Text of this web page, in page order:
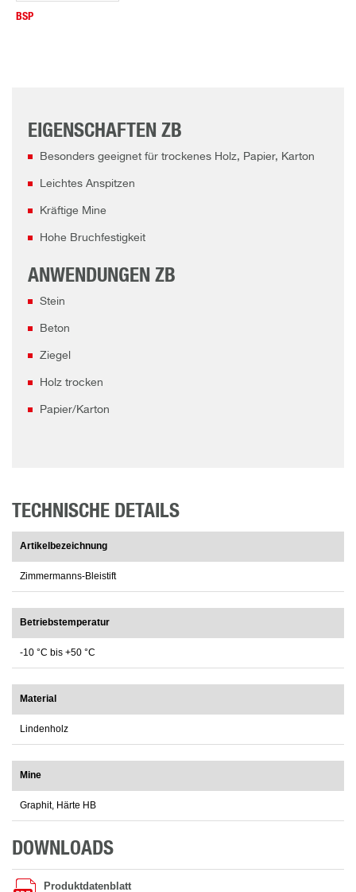
BSP
EIGENSCHAFTEN ZB
Besonders geeignet für trockenes Holz, Papier, Karton
Leichtes Anspitzen
Kräftige Mine
Hohe Bruchfestigkeit
ANWENDUNGEN ZB
Stein
Beton
Ziegel
Holz trocken
Papier/Karton
TECHNISCHE DETAILS
Artikelbezeichnung
Zimmermanns-Bleistift
Betriebstemperatur
-10 °C bis +50 °C
Material
Lindenholz
Mine
Graphit, Härte HB
DOWNLOADS
Produktdatenblatt